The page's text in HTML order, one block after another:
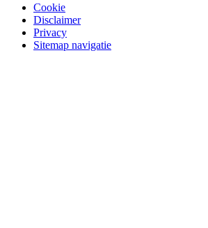
Cookie
Disclaimer
Privacy
Sitemap navigatie